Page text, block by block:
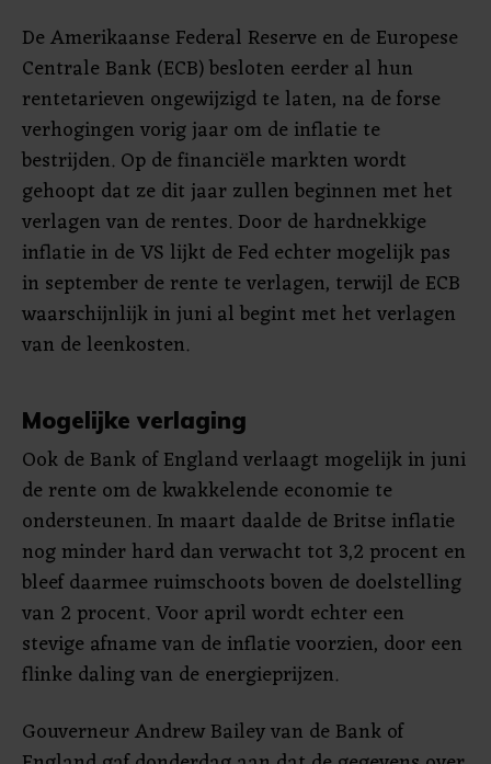
De Amerikaanse Federal Reserve en de Europese
Centrale Bank (ECB) besloten eerder al hun
rentetarieven ongewijzigd te laten, na de forse
verhogingen vorig jaar om de inflatie te
bestrijden. Op de financiële markten wordt
gehoopt dat ze dit jaar zullen beginnen met het
verlagen van de rentes. Door de hardnekkige
inflatie in de VS lijkt de Fed echter mogelijk pas
in september de rente te verlagen, terwijl de ECB
waarschijnlijk in juni al begint met het verlagen
van de leenkosten.
Mogelijke verlaging
Ook de Bank of England verlaagt mogelijk in juni
de rente om de kwakkelende economie te
ondersteunen. In maart daalde de Britse inflatie
nog minder hard dan verwacht tot 3,2 procent en
bleef daarmee ruimschoots boven de doelstelling
van 2 procent. Voor april wordt echter een
stevige afname van de inflatie voorzien, door een
flinke daling van de energieprijzen.
Gouverneur Andrew Bailey van de Bank of